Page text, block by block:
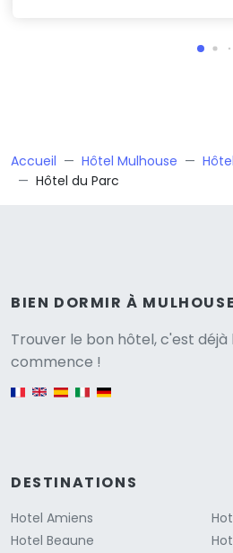
Accueil Hôtel Mulhouse
Hôtel du Parc
BIEN DORMIR À MULHOUSE
Trouver le bon hôtel, c'est déjà
commence !
English version
DESTINATIONS
Hotel Amiens
Hotel Beaune